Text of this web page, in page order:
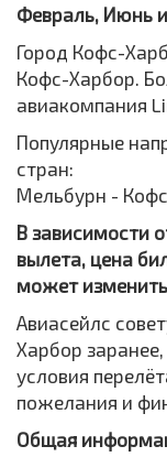
Февраль, Июнь
Город Кофс-
Кофс-Харбор.
авиакомпания
Популярные
стран:
Мельбурн -
В зависимости
вылета, цена
может
Авиасейлс
Харбор
условия
пожелания и
Общая